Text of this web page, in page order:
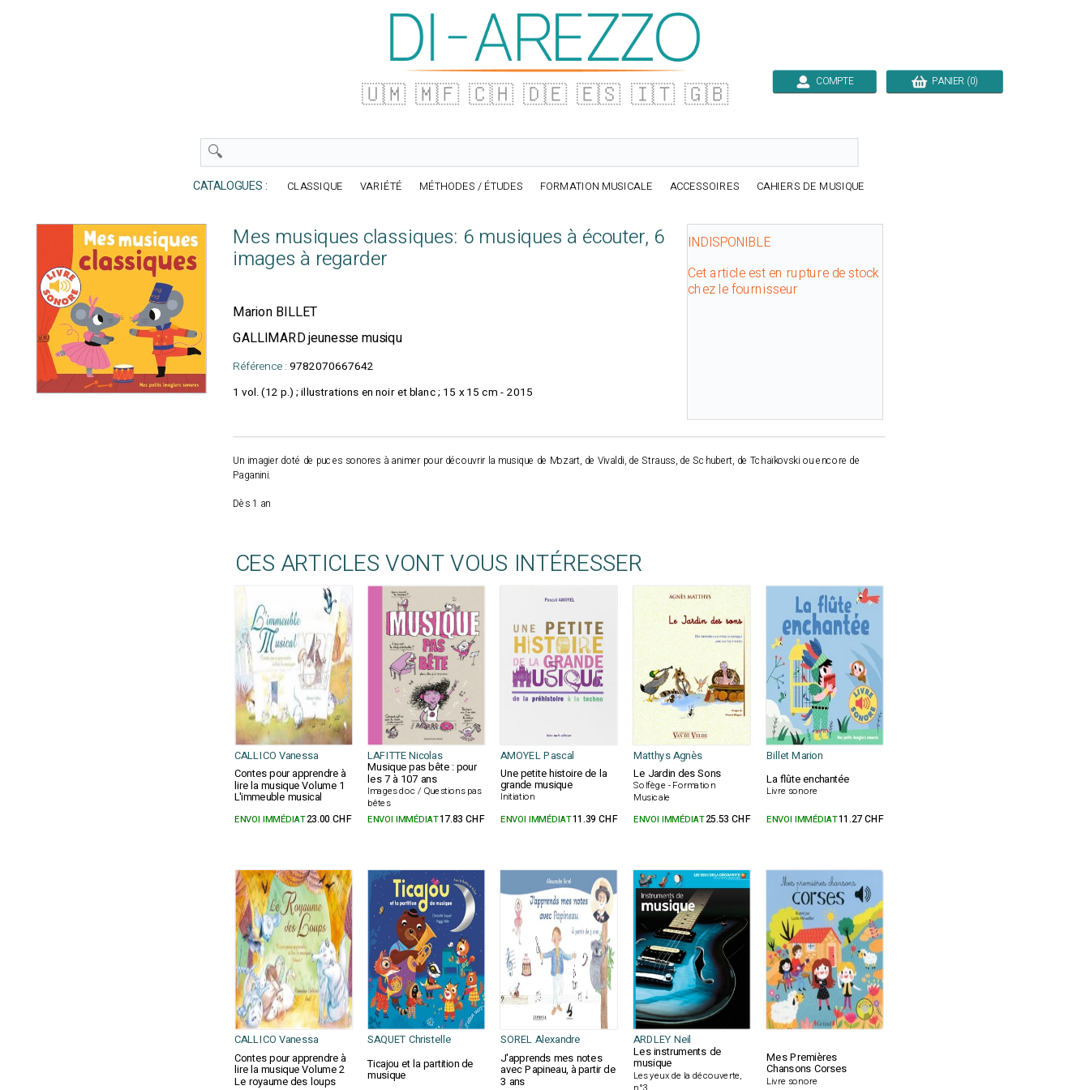
🇺🇲 🇲🇫 🇨🇭 🇩🇪 🇪🇸 🇮🇹 🇬🇧 COMPTE PANIER (0)
CATALOGUES : CLASSIQUE VARIÉTÉ MÉTHODES / ÉTUDES FORMATION MUSICALE ACCESSOIRES CAHIERS DE MUSIQUE
Mes musiques classiques: 6 musiques à écouter, 6
images à regarder
Marion BILLET
GALLIMARD jeunesse musiqu
Référence : 9782070667642
1 vol. (12 p.) ; illustrations en noir et blanc ; 15 x 15 cm - 2015
INDISPONIBLE
Cet article est en rupture de stock
chez le fournisseur
Un imagier doté de puces sonores à animer pour découvrir la musique de Mozart, de Vivaldi, de Strauss, de Schubert, de Tchaïkovski ou encore de
Paganini.
Dès 1 an
CES ARTICLES VONT VOUS INTÉRESSER
CALLICO Vanessa LAFITTE Nicolas AMOYEL Pascal Matthys Agnès Billet Marion
Contes pour apprendre à
lire la musique Volume 1
L'immeuble musical
Musique pas bête : pour
les 7 à 107 ans
Images doc / Questions pas
bêtes
Une petite histoire de la
grande musique
Initiation
Le Jardin des Sons
Solfège - Formation
Musicale
La flûte enchantée
Livre sonore
ENVOI IMMÉDIAT23.00 CHF ENVOI IMMÉDIAT17.83 CHF ENVOI IMMÉDIAT11.39 CHF ENVOI IMMÉDIAT25.53 CHF ENVOI IMMÉDIAT11.27 CHF
CALLICO Vanessa SAQUET Christelle SOREL Alexandre ARDLEY Neil
Contes pour apprendre à
lire la musique Volume 2
Le royaume des loups
Ticajou et la partition de
musique
J'apprends mes notes
avec Papineau, à partir de
3 ans
Les instruments de
musique
Les yeux de la découverte,
Mes Premières
Chansons Corses
Livre sonore